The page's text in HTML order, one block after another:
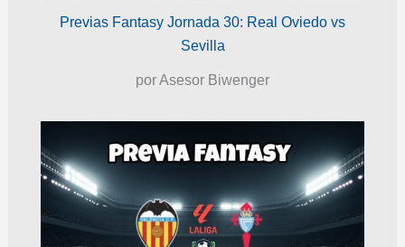
Previas Fantasy Jornada 30: Real Oviedo vs
Sevilla
por Asesor Biwenger